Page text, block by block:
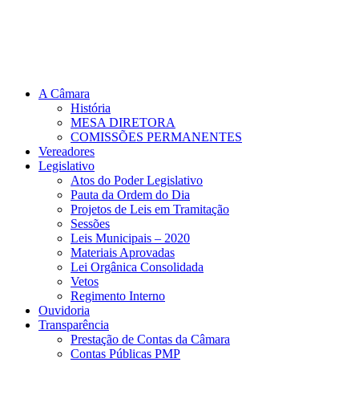
A Câmara
História
MESA DIRETORA
COMISSÕES PERMANENTES
Vereadores
Legislativo
Atos do Poder Legislativo
Pauta da Ordem do Dia
Projetos de Leis em Tramitação
Sessões
Leis Municipais – 2020
Materiais Aprovadas
Lei Orgânica Consolidada
Vetos
Regimento Interno
Ouvidoria
Transparência
Prestação de Contas da Câmara
Contas Públicas PMP